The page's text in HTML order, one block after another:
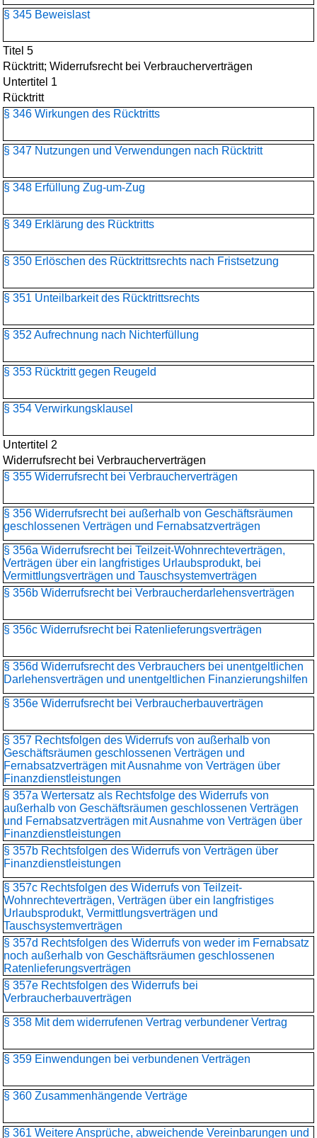
§ 345 Beweislast
Titel 5
Rücktritt; Widerrufsrecht bei Verbraucherverträgen
Untertitel 1
Rücktritt
§ 346 Wirkungen des Rücktritts
§ 347 Nutzungen und Verwendungen nach Rücktritt
§ 348 Erfüllung Zug-um-Zug
§ 349 Erklärung des Rücktritts
§ 350 Erlöschen des Rücktrittsrechts nach Fristsetzung
§ 351 Unteilbarkeit des Rücktrittsrechts
§ 352 Aufrechnung nach Nichterfüllung
§ 353 Rücktritt gegen Reugeld
§ 354 Verwirkungsklausel
Untertitel 2
Widerrufsrecht bei Verbraucherverträgen
§ 355 Widerrufsrecht bei Verbraucherverträgen
§ 356 Widerrufsrecht bei außerhalb von Geschäftsräumen
geschlossenen Verträgen und Fernabsatzverträgen
§ 356a Widerrufsrecht bei Teilzeit-Wohnrechteverträgen,
Verträgen über ein langfristiges Urlaubsprodukt, bei
Vermittlungsverträgen und Tauschsystemverträgen
§ 356b Widerrufsrecht bei Verbraucherdarlehensverträgen
§ 356c Widerrufsrecht bei Ratenlieferungsverträgen
§ 356d Widerrufsrecht des Verbrauchers bei unentgeltlichen
Darlehensverträgen und unentgeltlichen Finanzierungshilfen
§ 356e Widerrufsrecht bei Verbraucherbauverträgen
§ 357 Rechtsfolgen des Widerrufs von außerhalb von
Geschäftsräumen geschlossenen Verträgen und
Fernabsatzverträgen mit Ausnahme von Verträgen über
Finanzdienstleistungen
§ 357a Wertersatz als Rechtsfolge des Widerrufs von
außerhalb von Geschäftsräumen geschlossenen Verträgen
und Fernabsatzverträgen mit Ausnahme von Verträgen über
Finanzdienstleistungen
§ 357b Rechtsfolgen des Widerrufs von Verträgen über
Finanzdienstleistungen
§ 357c Rechtsfolgen des Widerrufs von Teilzeit-
Wohnrechteverträgen, Verträgen über ein langfristiges
Urlaubsprodukt, Vermittlungsverträgen und
Tauschsystemverträgen
§ 357d Rechtsfolgen des Widerrufs von weder im Fernabsatz
noch außerhalb von Geschäftsräumen geschlossenen
Ratenlieferungsverträgen
§ 357e Rechtsfolgen des Widerrufs bei
Verbraucherbauverträgen
§ 358 Mit dem widerrufenen Vertrag verbundener Vertrag
§ 359 Einwendungen bei verbundenen Verträgen
§ 360 Zusammenhängende Verträge
§ 361 Weitere Ansprüche, abweichende Vereinbarungen und